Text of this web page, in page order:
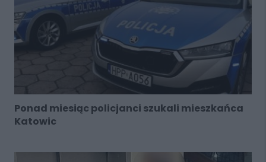
Ponad miesiąc policjanci szukali mieszkańca
Katowic